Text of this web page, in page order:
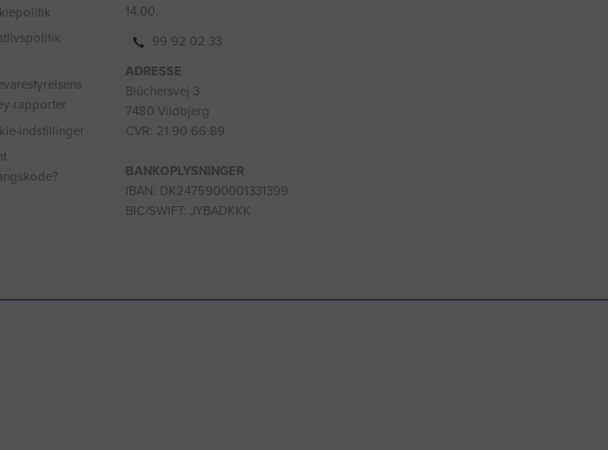
rapporter
indstillinger
14.00.
99 92 02 33
ADRESSE
Blüchersvej 3
7480 Vildbjerg
CVR: 21 90 66 89
BANKOPLYSNINGER
IBAN: DK2475900001331399
BIC/SWIFT: JYBADKKK